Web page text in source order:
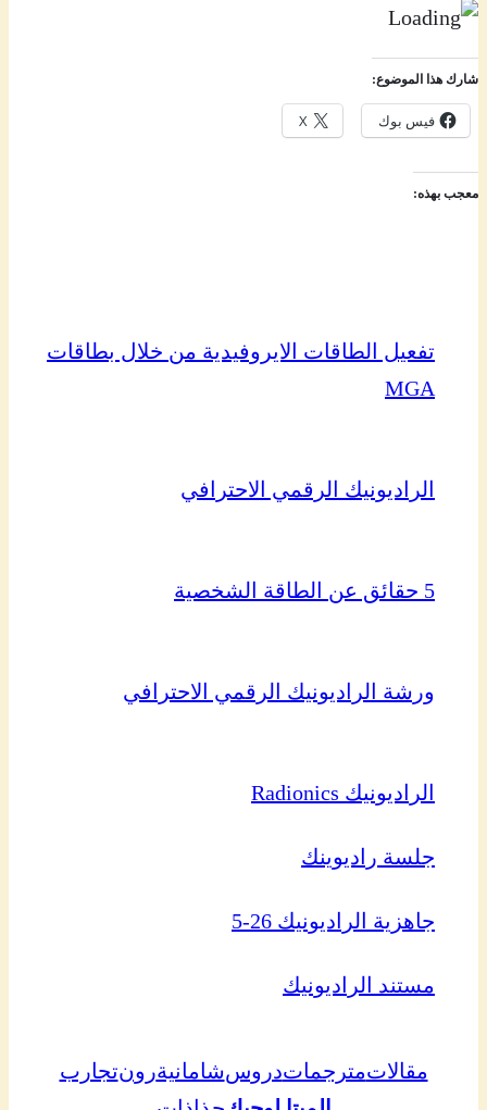
شارك هذا الموضوع:
فيس بوك X
معجب بهذه:
تفعيل الطاقات الايروفيدية من خلال بطاقات
MGA
الراديونيك الرقمي الاحترافي
5 حقائق عن الطاقة الشخصية
ورشة الراديونيك الرقمي الاحترافي
الراديونيك Radionics
جلسة راديوينك
جاهزية الراديونيك 26-5
مستند الراديونيك
مقالاتمترجماتدروسشامانيةرونتجارب